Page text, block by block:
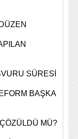
SÜRESİ
BAŞKA
MÜ?